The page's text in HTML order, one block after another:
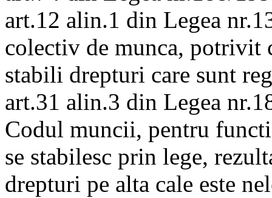
art.12 alin.1 din Legea
colectiv de munca, potrivit
stabili drepturi care sunt
art.31 alin.3 din Legea
Codul muncii, pentru
se stabilesc prin lege,
drepturi pe alta cale este